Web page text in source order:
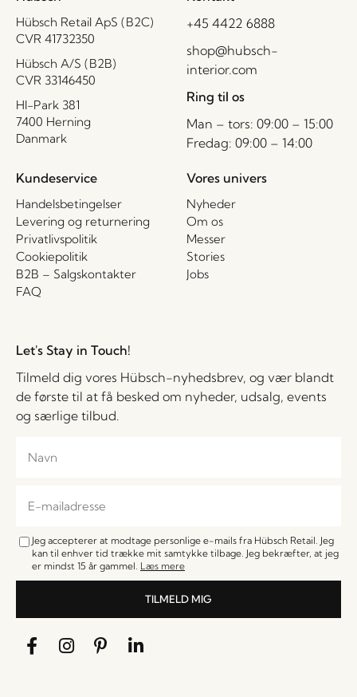
Hübsch Retail ApS (B2C)
CVR 41732350
Hübsch A/S (B2B)
CVR 33146450
HI-Park 381
7400 Herning
Danmark
+45 4422 6888
shop@hubsch-
interior.com
Ring til os
Man – tors: 09:00 – 15:00
Fredag: 09:00 – 14:00
Kundeservice
Handelsbetingelser
Levering og returnering
Privatlivspolitik
Cookiepolitik
B2B – Salgskontakter
FAQ
Vores univers
Nyheder
Om os
Messer
Stories
Jobs
Let's Stay in Touch!
Tilmeld dig vores Hübsch-nyhedsbrev, og vær blandt
de første til at få besked om nyheder, udsalg, events
og særlige tilbud.
Jeg accepterer at modtage personlige e-mails fra Hübsch Retail. Jeg
kan til enhver tid trække mit samtykke tilbage. Jeg bekræfter, at jeg
er mindst 15 år gammel. Læs mere
TILMELD MIG